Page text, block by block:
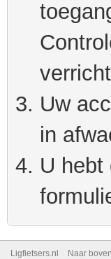
Uw
in
U hebt
Ligfietsers.nl Naar boven